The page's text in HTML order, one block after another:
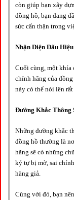
còn giúp bạn xây
đồng hồ, bạn đang
sức cẩn thận trong
Nhận Diện Dấu
Cuối cùng, một khía
chính hãng của
này có thể nói lên rất
Đường Khắc Thông
Những đường khắc
đồng hồ thường là
hãng sẽ có những
ký tự bị mờ, sai
hàng giả.
Cùng với đó, bạn